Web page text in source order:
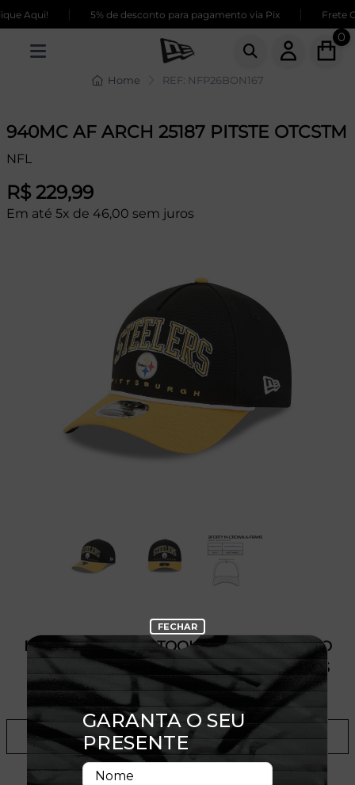
Aqui! 5% de desconto para pagamento via Pix Frete
0
Home REF: NFP26BON167
940MC AF ARCH 25187 PITSTE OTCSTM
NFL
R$ 229,99
Em até 5x de 46,00 sem juros
PRODUTO SEM ESTOQUE DÍSPONÍVEL NO
SITE, CONSULTE A DISPONIBILIDADE NAS
LOJAS
ADICIONAR A LISTA DE DESEJOS